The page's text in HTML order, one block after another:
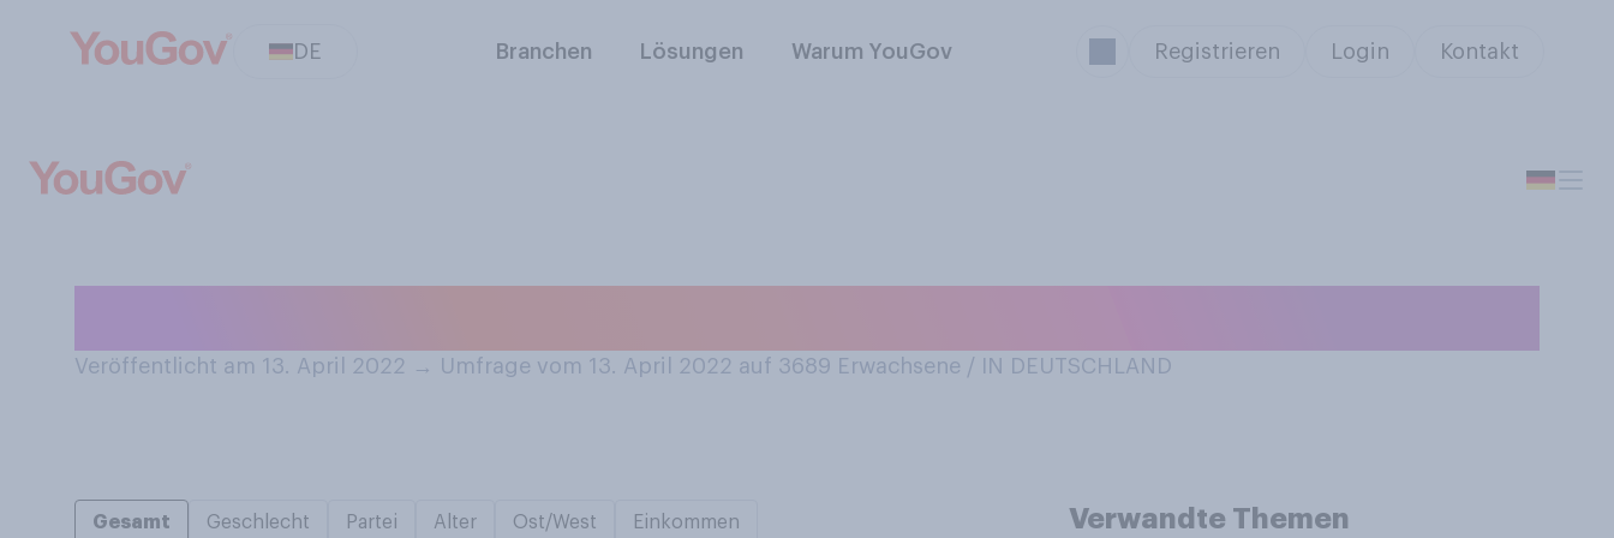
DE Branchen Lösungen Warum YouGov Registrieren Login Kontakt
Veröffentlicht am 13. April 2022 → Umfrage vom 13. April 2022 auf 3689 Erwachsene / IN DEUTSCHLAND
Gesamt Geschlecht Partei Alter Ost/West Einkommen Verwandte Themen